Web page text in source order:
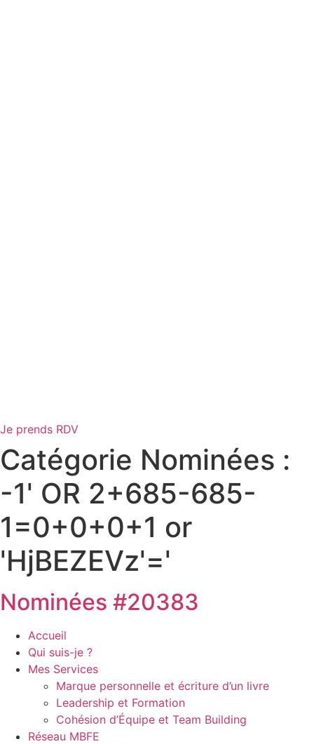
Je prends RDV
Catégorie Nominées :
-1' OR 2+685-685-
1=0+0+0+1 or
'HjBEZEVz'='
Nominées #20383
Accueil
Qui suis-je ?
Mes Services
Marque personnelle et écriture d’un livre
Leadership et Formation
Cohésion d’Équipe et Team Building
Réseau MBFE